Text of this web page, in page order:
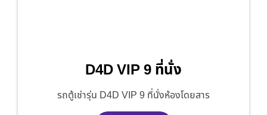
D4D VIP 9 ที่นั่ง
รถตู้เช่ารุ่น D4D VIP 9 ที่นั่งห้องโดยสาร